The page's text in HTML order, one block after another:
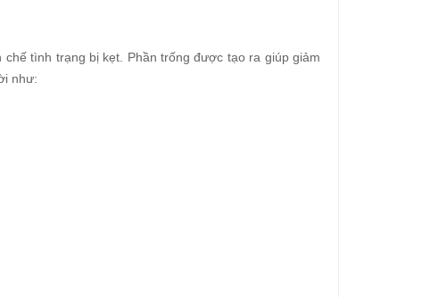
tình trạng bị kẹt. Phần trống được tạo ra giúp giảm
như: